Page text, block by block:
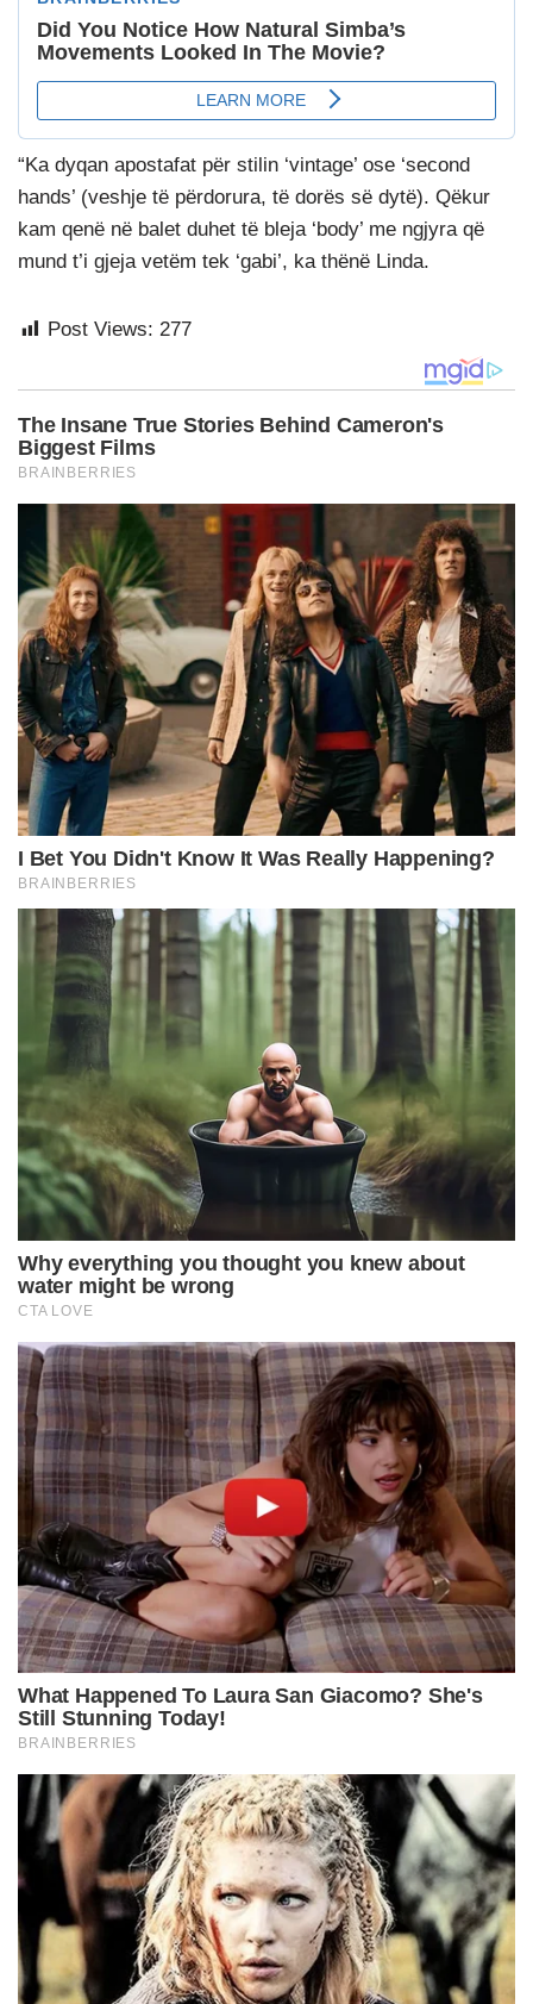
“Ka dyqan apostafat për stilin ‘vintage’ ose ‘second
hands’ (veshje të përdorura, të dorës së dytë). Qëkur
kam qenë në balet duhet të bleja ‘body’ me ngjyra që
mund t’i gjeja vetëm tek ‘gabi’, ka thënë Linda.
Post Views: 277